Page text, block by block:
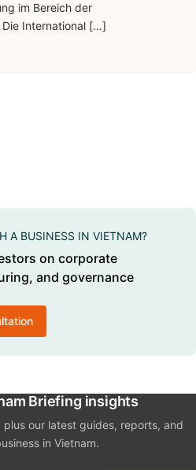
im Bereich der
International […]
A BUSINESS IN VIETNAM?
on corporate
and governance
Briefing insights
our latest guides, reports, and
in Vietnam.